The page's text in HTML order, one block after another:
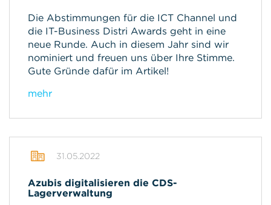
Die Abstimmungen für die ICT Channel und
die IT-Business Distri Awards geht in eine
neue Runde. Auch in diesem Jahr sind wir
nominiert und freuen uns über Ihre Stimme.
Gute Gründe dafür im Artikel!
mehr
31.05.2022
Azubis digitalisieren die CDS-
Lagerverwaltung